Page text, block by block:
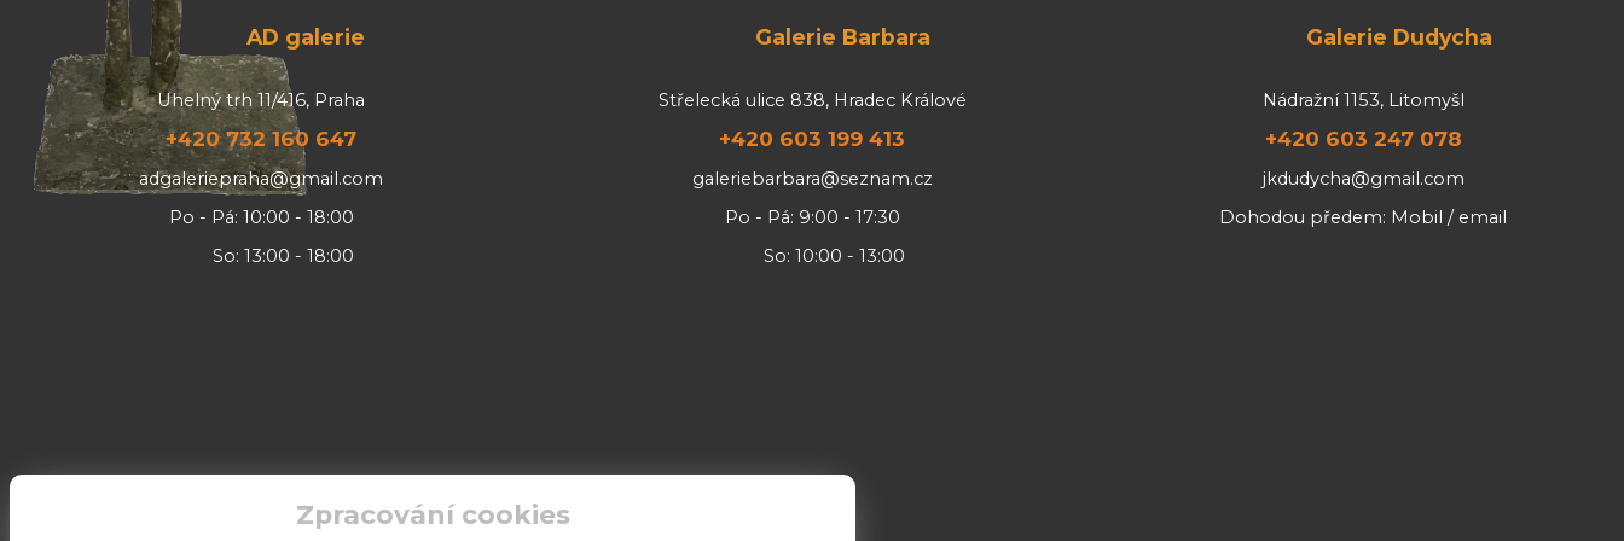
AD galerie
Uhelný trh 11/416, Praha
+420 732 160 647
adgaleriepraha@gmail.com
Po - Pá: 10:00 - 18:00
So: 13:00 - 18:00
Galerie Barbara
Střelecká ulice 838, Hradec Králové
+420 603 199 413
galeriebarbara@seznam.cz
Po - Pá: 9:00 - 17:30
So: 10:00 - 13:00
Galerie Dudycha
Nádražní 1153, Litomyšl
+420 603 247 078
jkdudycha@gmail.com
Dohodou předem: Mobil / email
Zpracování cookies